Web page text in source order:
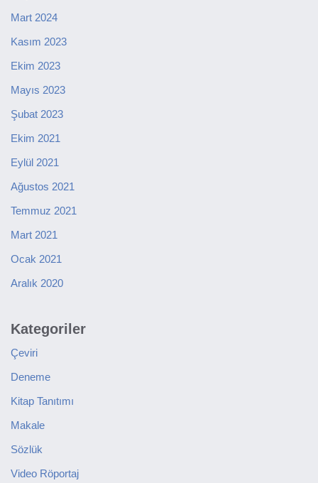
Mart 2024
Kasım 2023
Ekim 2023
Mayıs 2023
Şubat 2023
Ekim 2021
Eylül 2021
Ağustos 2021
Temmuz 2021
Mart 2021
Ocak 2021
Aralık 2020
Kategoriler
Çeviri
Deneme
Kitap Tanıtımı
Makale
Sözlük
Video Röportaj